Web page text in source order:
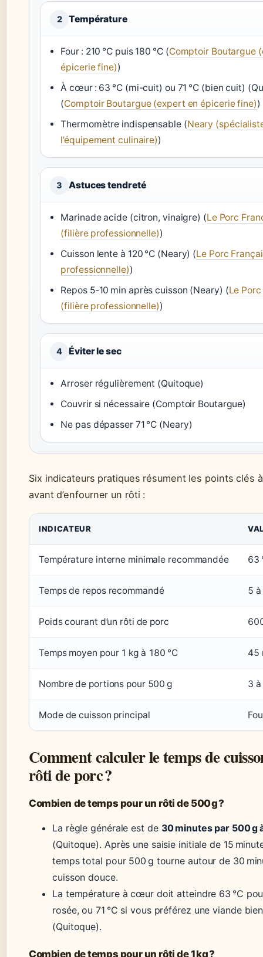
2 Température
Four : 210 °C puis 180 °C (Comptoir Boutargue
épicerie fine))
À cœur : 63 °C (mi-cuit) ou 71 °C (bien cuit)
(Comptoir Boutargue (expert en épicerie fine))
Thermomètre indispensable (Neary
l’équipement culinaire))
3 Astuces tendreté
Marinade acide (citron, vinaigre) (Le Porc
(filière professionnelle))
Cuisson lente à 120 °C (Neary) (Le Porc
professionnelle))
Repos 5‑10 min après cuisson (Neary) (Le
(filière professionnelle))
4 Éviter le sec
Arroser régulièrement (Quitoque)
Couvrir si nécessaire (Comptoir Boutargue)
Ne pas dépasser 71 °C (Neary)
Six indicateurs pratiques résument les points clés
avant d’enfourner un rôti :
INDICATEUR
Température interne minimale recommandée 63
Temps de repos recommandé 5
Poids courant d’un rôti de porc
Temps moyen pour 1 kg à 180 °C 45
Nombre de portions pour 500 g 3
Mode de cuisson principal
Comment calculer le temps de
rôti de porc ?
Combien de temps pour un rôti de 500 g ?
La règle générale est de 30 minutes par 500 g
(Quitoque). Après une saisie initiale de 15
temps total pour 500 g tourne autour de 30
cuisson douce.
La température à cœur doit atteindre 63 °C
rosée, ou 71 °C si vous préférez une viande
(Quitoque).
Combien de temps pour un rôti de 1 kg ?